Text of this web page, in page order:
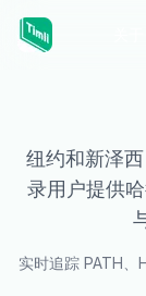
纽约和新泽
录用户提供
实时追踪 PATH、